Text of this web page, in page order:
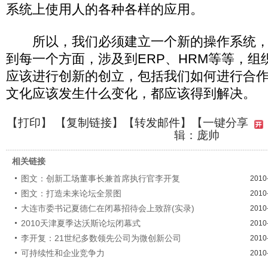
系统上使用人的各种各样的应用。
所以，我们必须建立一个新的操作系统
到每一个方面，涉及到ERP、HRM等等，组
应该进行创新的创立，包括我们如何进行合
文化应该发生什么变化，都应该得到解决。
【打印】 【复制链接】【转发邮件】
【一键分享
辑：庞帅
相关链接
图文：创新工场董事长兼首席执行官李开复
图文：打造未来论坛全景图
大连市委书记夏德仁在闭幕招待会上致辞(实录)
2010天津夏季达沃斯论坛闭幕式
李开复：21世纪多数领先公司为微创新公司
可持续性和企业竞争力